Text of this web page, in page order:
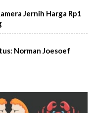
Jernih Harga Rp1
Norman Joesoef